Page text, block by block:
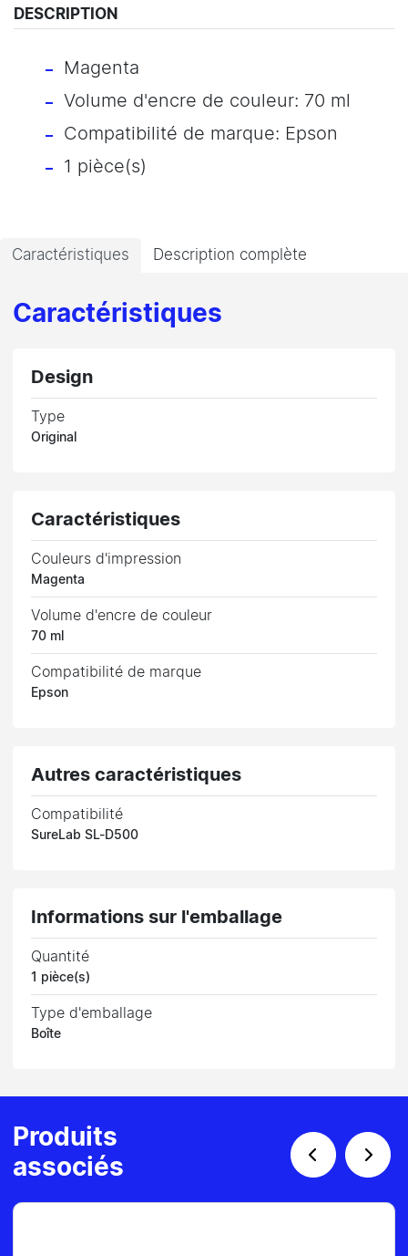
DESCRIPTION
Magenta
Volume d'encre de couleur: 70 ml
Compatibilité de marque: Epson
1 pièce(s)
Caractéristiques Description complète
Caractéristiques
Design
Type
Original
Caractéristiques
Couleurs d'impression
Magenta
Volume d'encre de couleur
70 ml
Compatibilité de marque
Epson
Autres caractéristiques
Compatibilité
SureLab SL-D500
Informations sur l'emballage
Quantité
1 pièce(s)
Type d'emballage
Boîte
Produits
associés